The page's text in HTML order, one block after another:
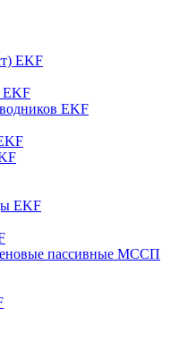
EKF
EKF
EKF
EKF
пассивные МССП